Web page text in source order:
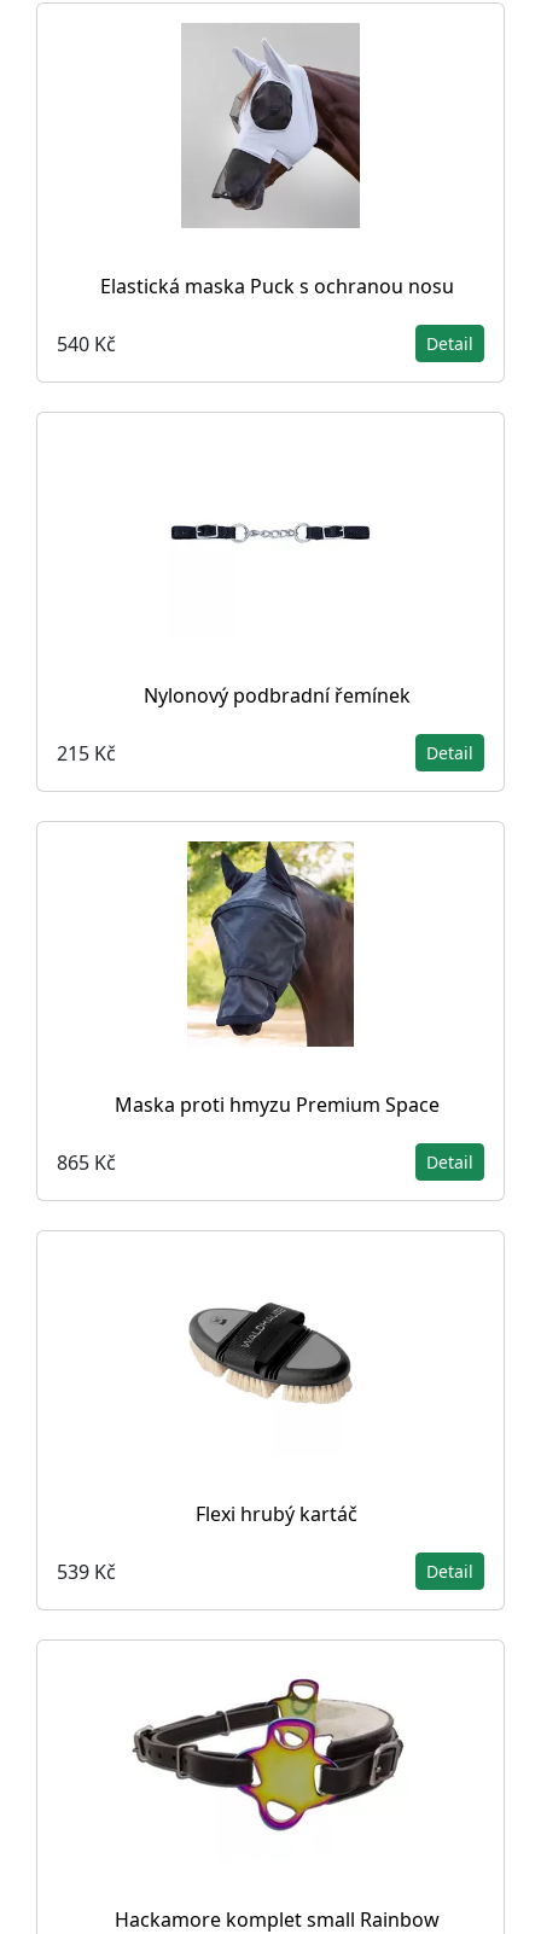
Elastická maska Puck s ochranou nosu
540 Kč Detail
Nylonový podbradní řemínek
215 Kč Detail
Maska proti hmyzu Premium Space
865 Kč Detail
Flexi hrubý kartáč
539 Kč Detail
Hackamore komplet small Rainbow